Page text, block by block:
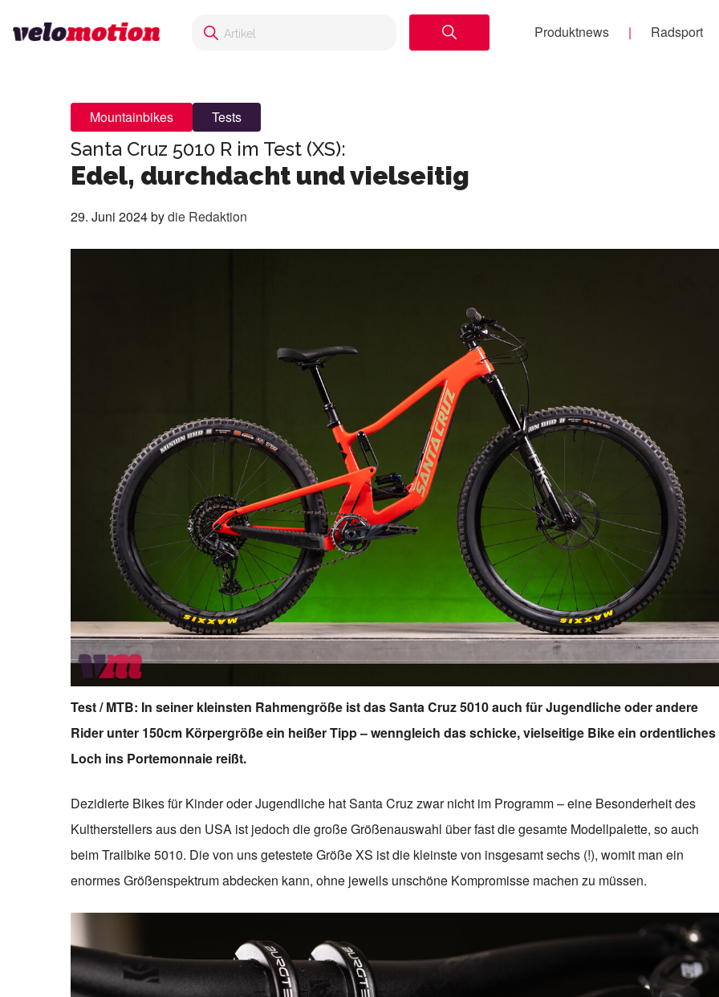
Produktnews Radsport
Mountainbikes Tests
Santa Cruz 5010 R im Test (XS):
Edel, durchdacht und vielseitig
29. Juni 2024bydie Redaktion
Test / MTB: In seiner kleinsten Rahmengröße ist das Santa Cruz 5010 auch für Jugendliche oder andere
Rider unter 150cm Körpergröße ein heißer Tipp – wenngleich das schicke, vielseitige Bike ein ordentliches
Loch ins Portemonnaie reißt.
Dezidierte Bikes für Kinder oder Jugendliche hat Santa Cruz zwar nicht im Programm – eine Besonderheit des
Kultherstellers aus den USA ist jedoch die große Größenauswahl über fast die gesamte Modellpalette, so auch
beim Trailbike 5010. Die von uns getestete Größe XS ist die kleinste von insgesamt sechs (!), womit man ein
enormes Größenspektrum abdecken kann, ohne jeweils unschöne Kompromisse machen zu müssen.